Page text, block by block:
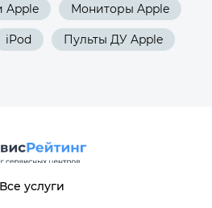
Мониторы Apple
iPod Пульты ДУ Apple
Все услуги